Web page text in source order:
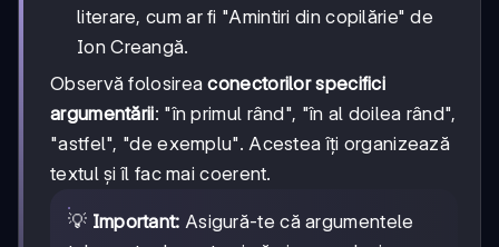
literare, cum ar fi "Amintiri din copilărie" de
Ion Creangă.
Observă folosireaconectorilor specifici
argumentării: "în primul rând", "în al doilea rând",
"astfel", "de exemplu". Acestea îți organizează
textul și îl fac mai coerent.
💡 Important: Asigură-te că argumentele